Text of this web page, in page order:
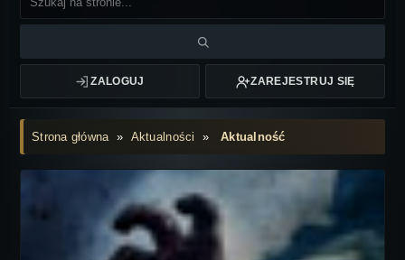
ZALOGUJ ZAREJESTRUJ SIĘ
Strona główna» Aktualności »Aktualność